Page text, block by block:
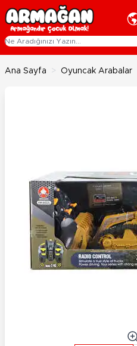
İçeriğe geç
Ana Sayfa > Oyuncak Arabalar